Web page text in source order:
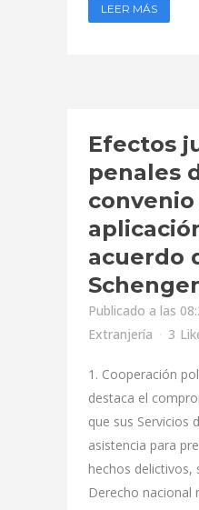
LEER MÁS
Efectos
penales
convenio
acuerdo
Publicado a las
Extranjería
3
1. Cooperación
destaca el
que sus Servicios
asistencia para
hechos delictivos,
Derecho nacional